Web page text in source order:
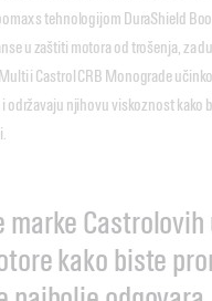
s tehnologijom DuraShield
u zaštiti motora od trošenja, za
i Castrol CRB Monograde
održavaju njihovu viskoznost kako
marke Castrolovih
kako biste